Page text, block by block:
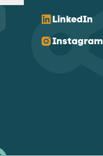
LinkedIn
Instagram